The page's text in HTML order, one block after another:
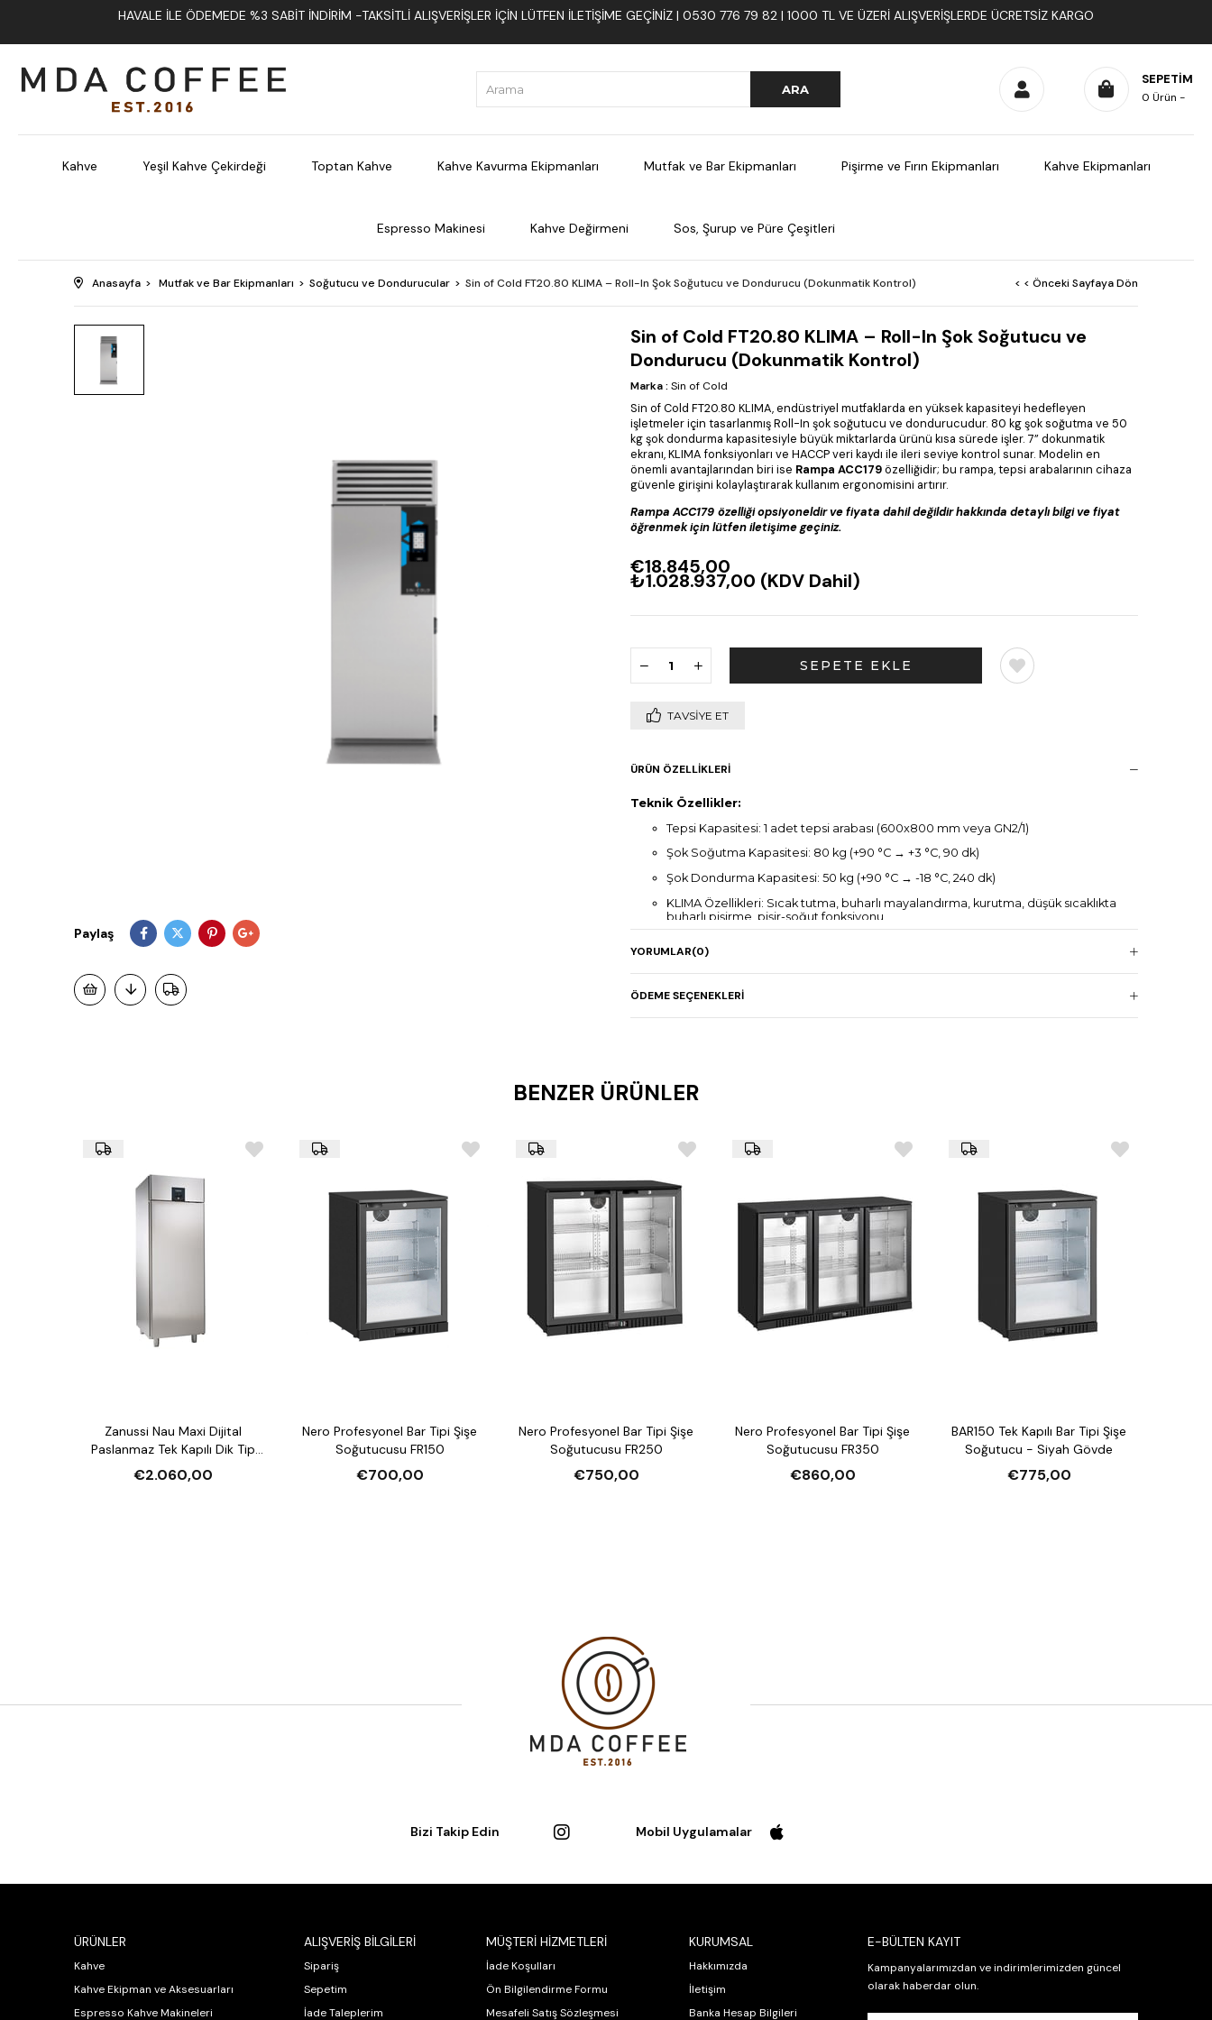
HAVALE İLE ÖDEMEDE %3 SABIT İNDIRIM -TAKSITLI ALIŞVERIŞLER İÇIN LÜTFEN ILETIŞIME GEÇINIZ | 0530 776 79 82 | 1000 TL VE ÜZERI ALIŞVERIŞLERDE ÜCRETSIZ KARGO
SEPETIM
0 Ürün
Kahve Yeşil Kahve Çekirdeği Toptan Kahve Kahve Kavurma Ekipmanları Mutfak ve Bar Ekipmanları Pişirme ve Fırın Ekipmanları Kahve Ekipmanları
Espresso Makinesi Kahve Değirmeni Sos, Şurup ve Püre Çeşitleri
Anasayfa Mutfak ve Bar Ekipmanları Soğutucu ve Dondurucular Sin of Cold FT20.80 KLIMA – Roll-In Şok Soğutucu ve Dondurucu (Dokunmatik Kontrol) < < Önceki Sayfaya Dön
Paylaş
Sin of Cold FT20.80 KLIMA – Roll-In Şok Soğutucu ve
Dondurucu (Dokunmatik Kontrol)
Marka: Sin of Cold
Sin of Cold FT20.80 KLIMA, endüstriyel mutfaklarda en yüksek kapasiteyi hedefleyen
işletmeler için tasarlanmış Roll-In şok soğutucu ve dondurucudur. 80 kg şok soğutma ve 50
kg şok dondurma kapasitesiyle büyük miktarlarda ürünü kısa sürede işler. 7” dokunmatik
ekranı, KLIMA fonksiyonları ve HACCP veri kaydı ile ileri seviye kontrol sunar. Modelin en
önemli avantajlarından biri ise Rampa ACC179özelliğidir; bu rampa, tepsi arabalarının cihaza
güvenle girişini kolaylaştırarak kullanım ergonomisini artırır.
Rampa ACC179 özelliği opsiyoneldir ve fiyata dahil değildir hakkında detaylı bilgi ve fiyat
öğrenmek için lütfen iletişime geçiniz.
€18.845,00
₺1.028.937,00 (KDV Dahil)
TAVSIYE ET
ÜRÜN ÖZELLIKLERI
Teknik Özellikler:
Tepsi Kapasitesi: 1 adet tepsi arabası (600x800 mm veya GN2/1)
Şok Soğutma Kapasitesi: 80 kg (+90 °C → +3 °C, 90 dk)
Şok Dondurma Kapasitesi: 50 kg (+90 °C → -18 °C, 240 dk)
KLIMA Özellikleri: Sıcak tutma, buharlı mayalandırma, kurutma, düşük sıcaklıkta
buharlı pişirme, pişir-soğut fonksiyonu
7” Dokunmatik ekran, HACCP kayıt sistemi
Malzeme: AISI 304 paslanmaz çelik
İç ölçüler: 700x850x1900 mm
Ekstra Özellik: Rampa ACC179 – tepsi arabalarının kolay girişini sağlar
YORUMLAR(0)
ÖDEME SEÇENEKLERI
BENZER ÜRÜNLER
Zanussi Nau Maxi Dijital
Paslanmaz Tek Kapılı Dik Tip
Buzdolabı, 670 L
€2.060,00
Nero Profesyonel Bar Tipi Şişe
Soğutucusu FR150
€700,00
Nero Profesyonel Bar Tipi Şişe
Soğutucusu FR250
€750,00
Nero Profesyonel Bar Tipi Şişe
Soğutucusu FR350
€860,00
BAR150 Tek Kapılı Bar Tipi Şişe
Soğutucu - Siyah Gövde
€775,00
Bizi Takip Edin Mobil Uygulamalar
ÜRÜNLER
Kahve
Kahve Ekipman ve Aksesuarları
Espresso Kahve Makineleri
ALIŞVERİŞ BİLGİLERİ
Sipariş
Sepetim
İade Taleplerim
MÜŞTERİ HİZMETLERİ
İade Koşulları
Ön Bilgilendirme Formu
Mesafeli Satış Sözleşmesi
KURUMSAL
Hakkımızda
İletişim
Banka Hesap Bilgileri
E-BÜLTEN KAYIT
Kampanyalarımızdan ve indirimlerimizden güncel
olarak haberdar olun.